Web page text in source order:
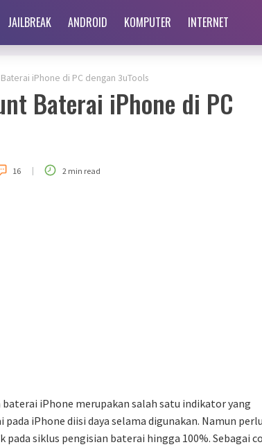
JAILBREAK ANDROID KOMPUTER INTERNET
iPhone di PC dengan 3uTools
Baterai iPhone di PC
16 | 2 min read
baterai iPhone merupakan salah satu indikator yang
iPhone diisi daya selama digunakan. Namun perlu
siklus pengisian baterai hingga 100%. Sebagai